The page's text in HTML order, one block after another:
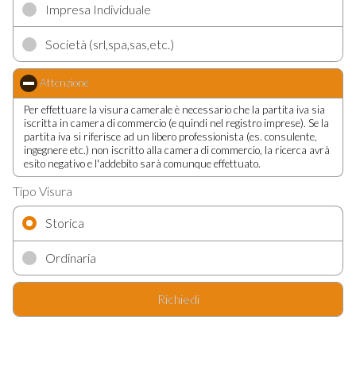
Impresa Individuale
Società (srl,spa,sas,etc.)
Attenzione
Per effettuare la visura camerale è necessario che la partita iva sia
iscritta in camera di commercio (e quindi nel registro imprese). Se la
partita iva si riferisce ad un libero professionista (es. consulente,
ingegnere etc.) non iscritto alla camera di commercio, la ricerca avrà
esito negativo e l'addebito sarà comunque effettuato.
Tipo Visura
Storica
Ordinaria
Richiedi